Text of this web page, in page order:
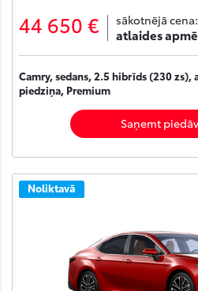
44 650 € sākotnējā cena:
atlaides
Camry, sedans, 2.5 hibrīds (230
piedziņa, Premium
Saņemt
Noliktavā